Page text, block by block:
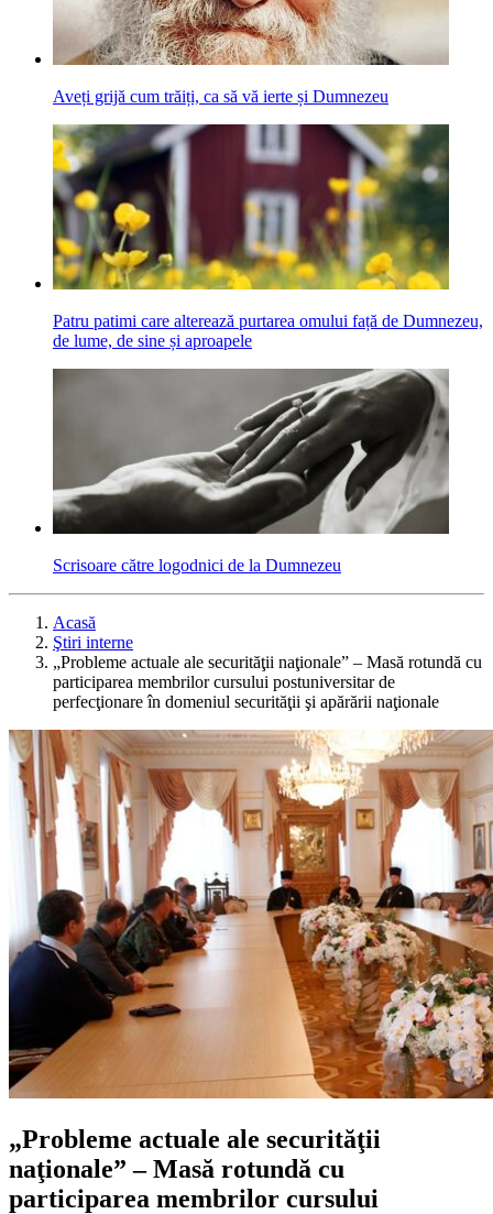
Aveți grijă cum trăiți, ca să vă ierte și Dumnezeu
Patru patimi care alterează purtarea omului față de Dumnezeu,
de lume, de sine și aproapele
Scrisoare către logodnici de la Dumnezeu
Acasă
Ştiri interne
„Probleme actuale ale securităţii naţionale” – Masă rotundă cu
participarea membrilor cursului postuniversitar de
perfecţionare în domeniul securităţii şi apărării naţionale
„Probleme actuale ale securităţii
naţionale” – Masă rotundă cu
participarea membrilor cursului